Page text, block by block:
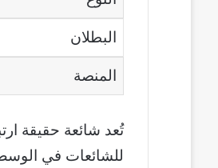
البطلان
المنصة
تُعد شائعة حقيقة
للشائعات في